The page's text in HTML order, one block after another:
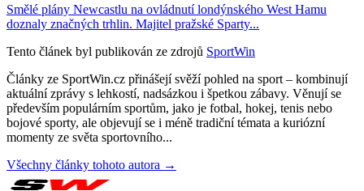
Smělé plány Newcastlu na ovládnutí londýnského West Hamu
doznaly značných trhlin. Majitel pražské Sparty...
Tento článek byl publikován ze zdrojů SportWin
Články ze SportWin.cz přinášejí svěží pohled na sport – kombinují
aktuální zprávy s lehkostí, nadsázkou i špetkou zábavy. Věnují se
především populárním sportům, jako je fotbal, hokej, tenis nebo
bojové sporty, ale objevují se i méně tradiční témata a kuriózní
momenty ze světa sportovního...
Všechny články tohoto autora →